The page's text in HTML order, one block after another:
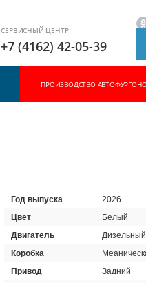
СЕРВИСНЫЙ ЦЕНТР
+7 (4162) 42-05-39
ПРОИЗВОДСТВО
Год выпуска
2026
Цвет
Белый
Двигатель
Дизельный
Коробка
Привод
Задний